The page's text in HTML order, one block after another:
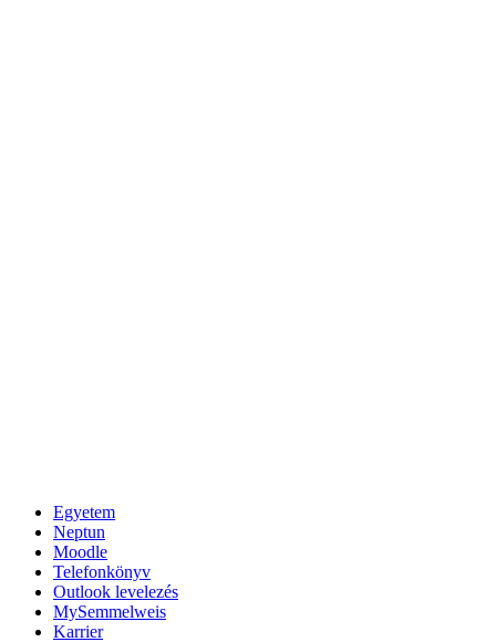
Egyetem
Neptun
Moodle
Telefonkönyv
Outlook levelezés
MySemmelweis
Karrier